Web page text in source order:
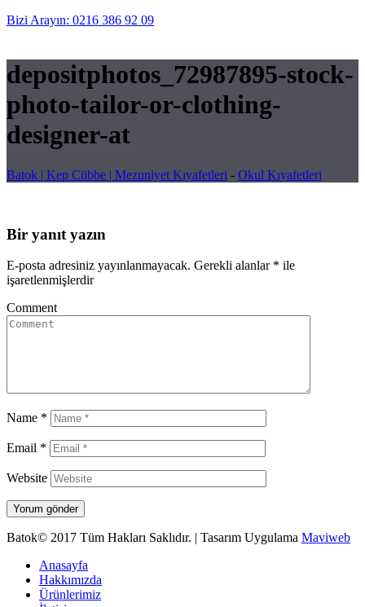
Bizi Arayın: 0216 386 92 09
depositphotos_72987895-stock-
photo-tailor-or-clothing-
designer-at
Batok | Kep Cübbe | Mezuniyet Kıyafetleri - Okul Kıyafetleri
Bir yanıt yazın
E-posta adresiniz yayınlanmayacak. Gerekli alanlar * ile
işaretlenmişlerdir
Comment
Name *
Email *
Website
Batok© 2017 Tüm Hakları Saklıdır. | Tasarım Uygulama Maviweb
Anasayfa
Hakkımızda
Ürünlerimiz